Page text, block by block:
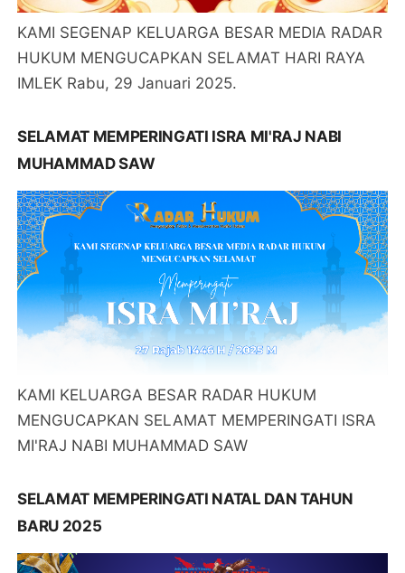
KAMI SEGENAP KELUARGA BESAR MEDIA RADAR
HUKUM MENGUCAPKAN SELAMAT HARI RAYA
IMLEK Rabu, 29 Januari 2025.
SELAMAT MEMPERINGATI ISRA MI'RAJ NABI
MUHAMMAD SAW
KAMI KELUARGA BESAR RADAR HUKUM
MENGUCAPKAN SELAMAT MEMPERINGATI ISRA
MI'RAJ NABI MUHAMMAD SAW
SELAMAT MEMPERINGATI NATAL DAN TAHUN
BARU 2025